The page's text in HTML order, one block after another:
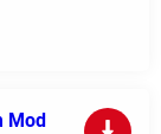
Mod